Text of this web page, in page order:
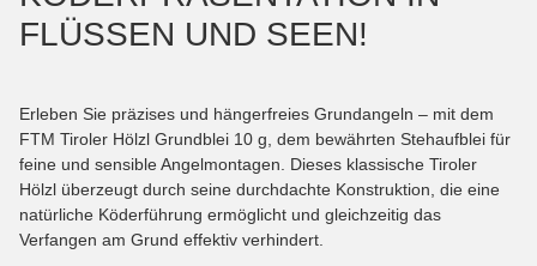
FLÜSSEN UND SEEN!
Erleben Sie präzises und hängerfreies Grundangeln – mit dem
FTM Tiroler Hölzl Grundblei 10 g, dem bewährten Stehaufblei für
feine und sensible Angelmontagen. Dieses klassische Tiroler
Hölzl überzeugt durch seine durchdachte Konstruktion, die eine
natürliche Köderführung ermöglicht und gleichzeitig das
Verfangen am Grund effektiv verhindert.